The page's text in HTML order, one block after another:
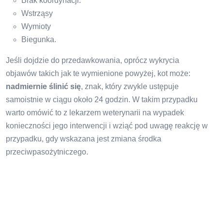
Wstrząsy
Wymioty
Biegunka.
Jeśli dojdzie do przedawkowania, oprócz wykrycia
objawów takich jak te wymienione powyżej, kot może:
nadmiernie ślinić się, znak, który zwykle ustępuje
samoistnie w ciągu około 24 godzin. W takim przypadku
warto omówić to z lekarzem weterynarii na wypadek
konieczności jego interwencji i wziąć pod uwagę reakcję w
przypadku, gdy wskazana jest zmiana środka
przeciwpasożytniczego.